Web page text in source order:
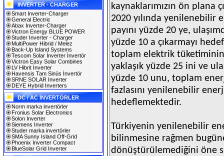
INVERTER - CHARGER
Smart Inverter-Charger
General Electric
Abax Inverter-Charger
Victron Energy BLUE POWER
Studer Inverter - Charger
MultiPower Hibrid / Melez
Back-Up Island Systems
Tescom Solar İnverter İnvertör
Victron Easy Solar Combines
LV Hibrit İnverter
Havensis Tam Sinüs İnvertör
SRNE SOLAR Inverter
DEYE Hybrid Inverters
DC / AC İNVERTÖRLER
Norm marka invertörler
Fronius Solar Electronics
Solon Inverter
Siemens Inverter
Studer marka invertörler
SMA Sunny Island Off-Grid
Phoenix Inverter Compact
BlueSolar Grid Inverter
kaynaklarımızın ön plana
2020 yılında
payını yüzde 20 ye,
yüzde 10 a çıkarmayı
toplam elektrik tüketiminin
yaklaşık yüzde 25 ini ve
yüzde 10 unu, toplam
fazlasını yenilenebilir
hedeflemektedir.
Türkiyenin yenilenebilir
bilinmesine rağmen
dönüştürülemediğini öne